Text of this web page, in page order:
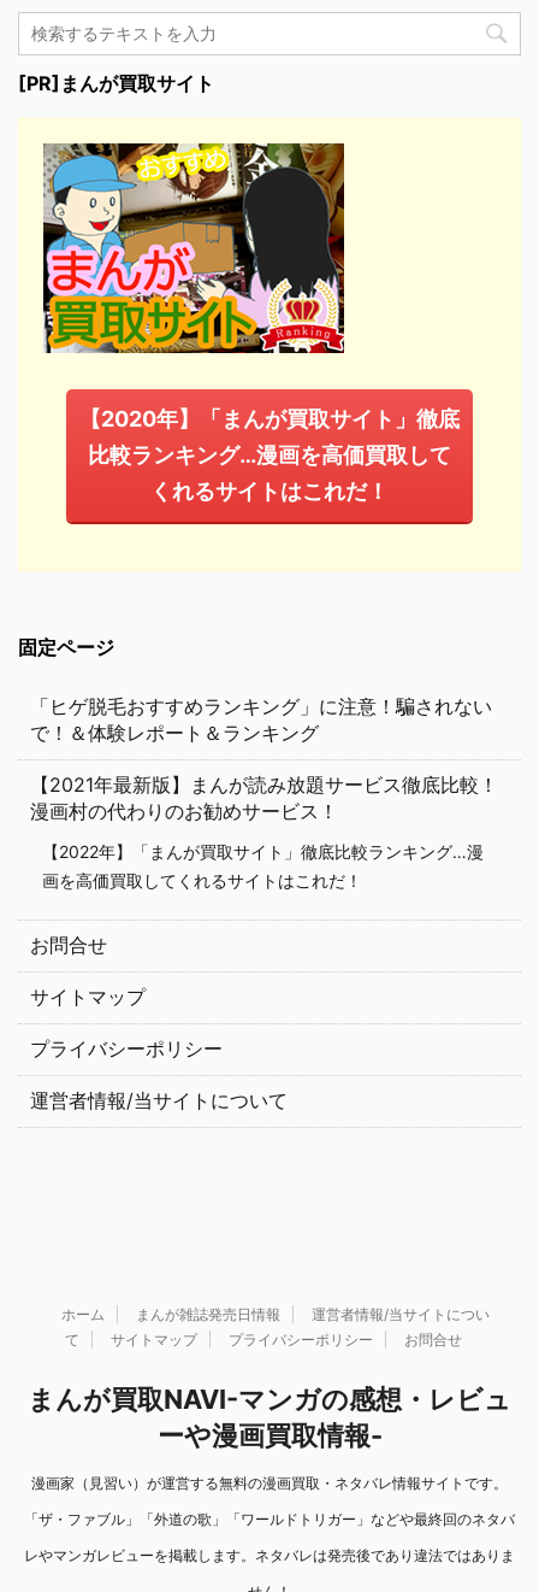
[PR]まんが買取サイト
【2020年】「まんが買取サイト」徹底
比較ランキング…漫画を高価買取して
くれるサイトはこれだ！
固定ページ
「ヒゲ脱毛おすすめランキング」に注意！騙されない
で！＆体験レポート＆ランキング
【2021年最新版】まんが読み放題サービス徹底比較！
漫画村の代わりのお勧めサービス！
【2022年】「まんが買取サイト」徹底比較ランキング…漫
画を高価買取してくれるサイトはこれだ！
お問合せ
サイトマップ
プライバシーポリシー
運営者情報/当サイトについて
ホーム まんが雑誌発売日情報
運営者情報/当サイトについ
て
サイトマップ プライバシーポリシー お問合せ
まんが買取NAVI-マンガの感想・レビュ
ーや漫画買取情報-
漫画家（見習い）が運営する無料の漫画買取・ネタバレ情報サイトです。
「ザ・ファブル」「外道の歌」「ワールドトリガー」などや最終回のネタバ
レやマンガレビューを掲載します。ネタバレは発売後であり違法ではありま